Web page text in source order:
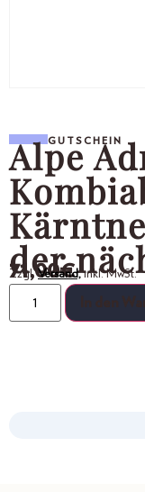
GUTSCHEIN
Alpe
der
71,00€
Zzgl.Versand,inkl. MwSt.